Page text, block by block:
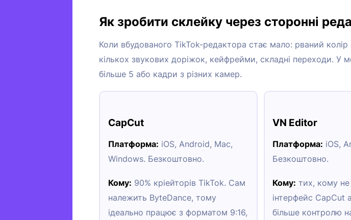
Як зробити склейку через сторонні
Коли вбудованого TikTok-редактора стає мало: рваний
кількох звукових доріжок, кейфрейми, складні переходи. У
більше 5 або кадри з різних камер.
CapCut
Платформа: iOS, Android, Mac,
Windows. Безкоштовно.
Кому: 90% кріейторів TikTok. Сам
належить ByteDance, тому
ідеально працює з форматом 9:16,
VN Editor
Платформа: iOS,
Безкоштовно.
Кому: тих, кому
інтерфейс CapCut
більше контролю